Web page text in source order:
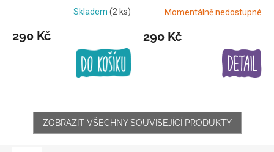
Skladem (2 ks)
290 Kč
Momentálně nedostupné
290 Kč
ZOBRAZIT VŠECHNY SOUVISEJÍCÍ PRODUKTY